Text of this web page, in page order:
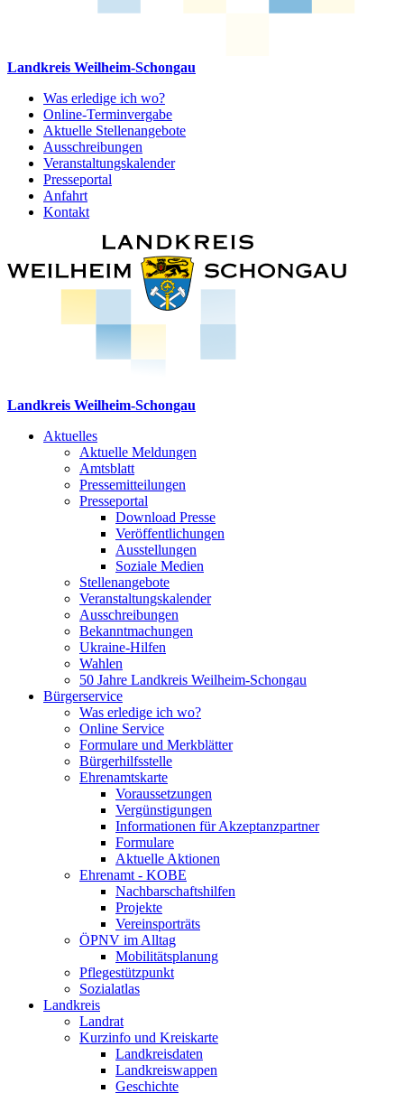
Landkreis Weilheim-Schongau
Was erledige ich wo?
Online-Terminvergabe
Aktuelle Stellenangebote
Ausschreibungen
Veranstaltungskalender
Presseportal
Anfahrt
Kontakt
Landkreis Weilheim-Schongau
Aktuelles
Aktuelle Meldungen
Amtsblatt
Pressemitteilungen
Presseportal
Download Presse
Veröffentlichungen
Ausstellungen
Soziale Medien
Stellenangebote
Veranstaltungskalender
Ausschreibungen
Bekanntmachungen
Ukraine-Hilfen
Wahlen
50 Jahre Landkreis Weilheim-Schongau
Bürgerservice
Was erledige ich wo?
Online Service
Formulare und Merkblätter
Bürgerhilfsstelle
Ehrenamtskarte
Voraussetzungen
Vergünstigungen
Informationen für Akzeptanzpartner
Formulare
Aktuelle Aktionen
Ehrenamt - KOBE
Nachbarschaftshilfen
Projekte
Vereinsporträts
ÖPNV im Alltag
Mobilitätsplanung
Pflegestützpunkt
Sozialatlas
Landkreis
Landrat
Kurzinfo und Kreiskarte
Landkreisdaten
Landkreiswappen
Geschichte